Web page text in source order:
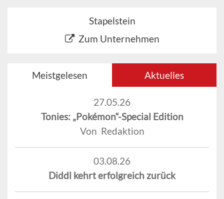
Stapelstein
Zum Unternehmen
Meistgelesen Aktuelles
27.05.26
Tonies: „Pokémon“-Special Edition
Von Redaktion
03.08.26
Diddl kehrt erfolgreich zurück